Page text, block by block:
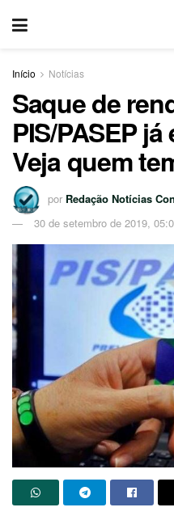
Início Notícias
Saque de
PIS/PASEP
Veja quem
por Redação Notícias
30 de setembro de 2019,